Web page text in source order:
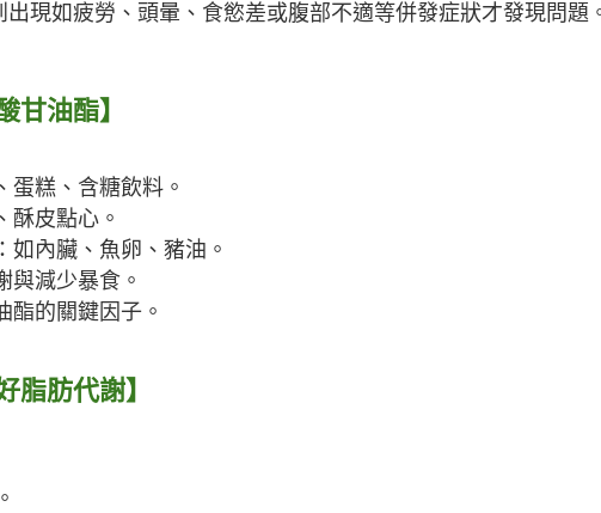
現如疲勞、頭暈、食慾差或腹部不適等併發症狀才發現問題
甘油酯】
蛋糕、含糖飲料。
酥皮點心。
：如內臟、魚卵、豬油。
與減少暴食。
酯的關鍵因子。
脂肪代謝】